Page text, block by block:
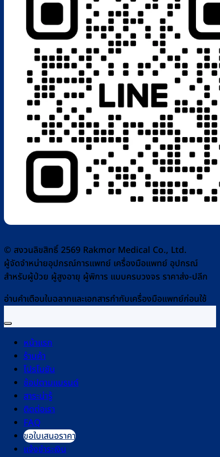
© สงวนลิขสิทธิ์ 2569 Rakmor Medical Co., Ltd.
ผู้จัดจำหน่ายอุปกรณ์การแพทย์ เครื่องมือแพทย์ อุปกรณ์
สำหรับผู้ป่วย ผู้สูงอายุ ผู้พิการ แบบครบวงจร ราคาส่ง-ปลีก
อ่านคำเตือนในฉลากและเอกสารกำกับเครื่องมือแพทย์ก่อนใช้
หน้าแรก
ร้านค้า
โปรโมชัน
ช้อปตามแบรนด์
สาระน่ารู้
ติดต่อเรา
FAQ
ขอใบเสนอราคา
แจ้งชำระเงิน